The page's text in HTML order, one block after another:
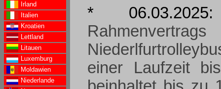
Irland
Italien
Kroatien
Lettland
Litauen
Luxemburg
Moldawien
Niederlande
*
einer Laufzeit